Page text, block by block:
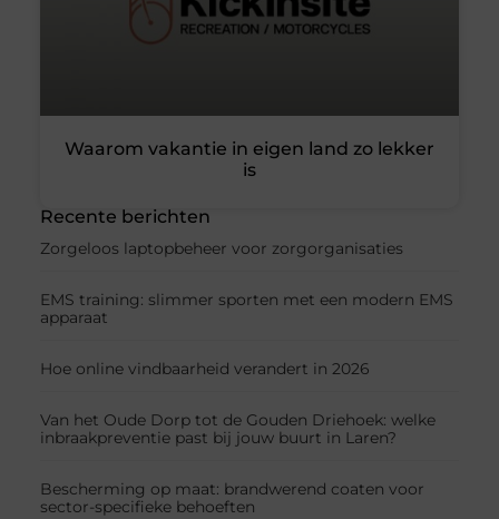
Recente berichten
Zorgeloos laptopbeheer voor zorgorganisaties
EMS training: slimmer sporten met een modern EMS
apparaat
Hoe online vindbaarheid verandert in 2026
Van het Oude Dorp tot de Gouden Driehoek: welke
inbraakpreventie past bij jouw buurt in Laren?
Bescherming op maat: brandwerend coaten voor
sector-specifieke behoeften
Waarom vakantie in eigen land zo lekker
is